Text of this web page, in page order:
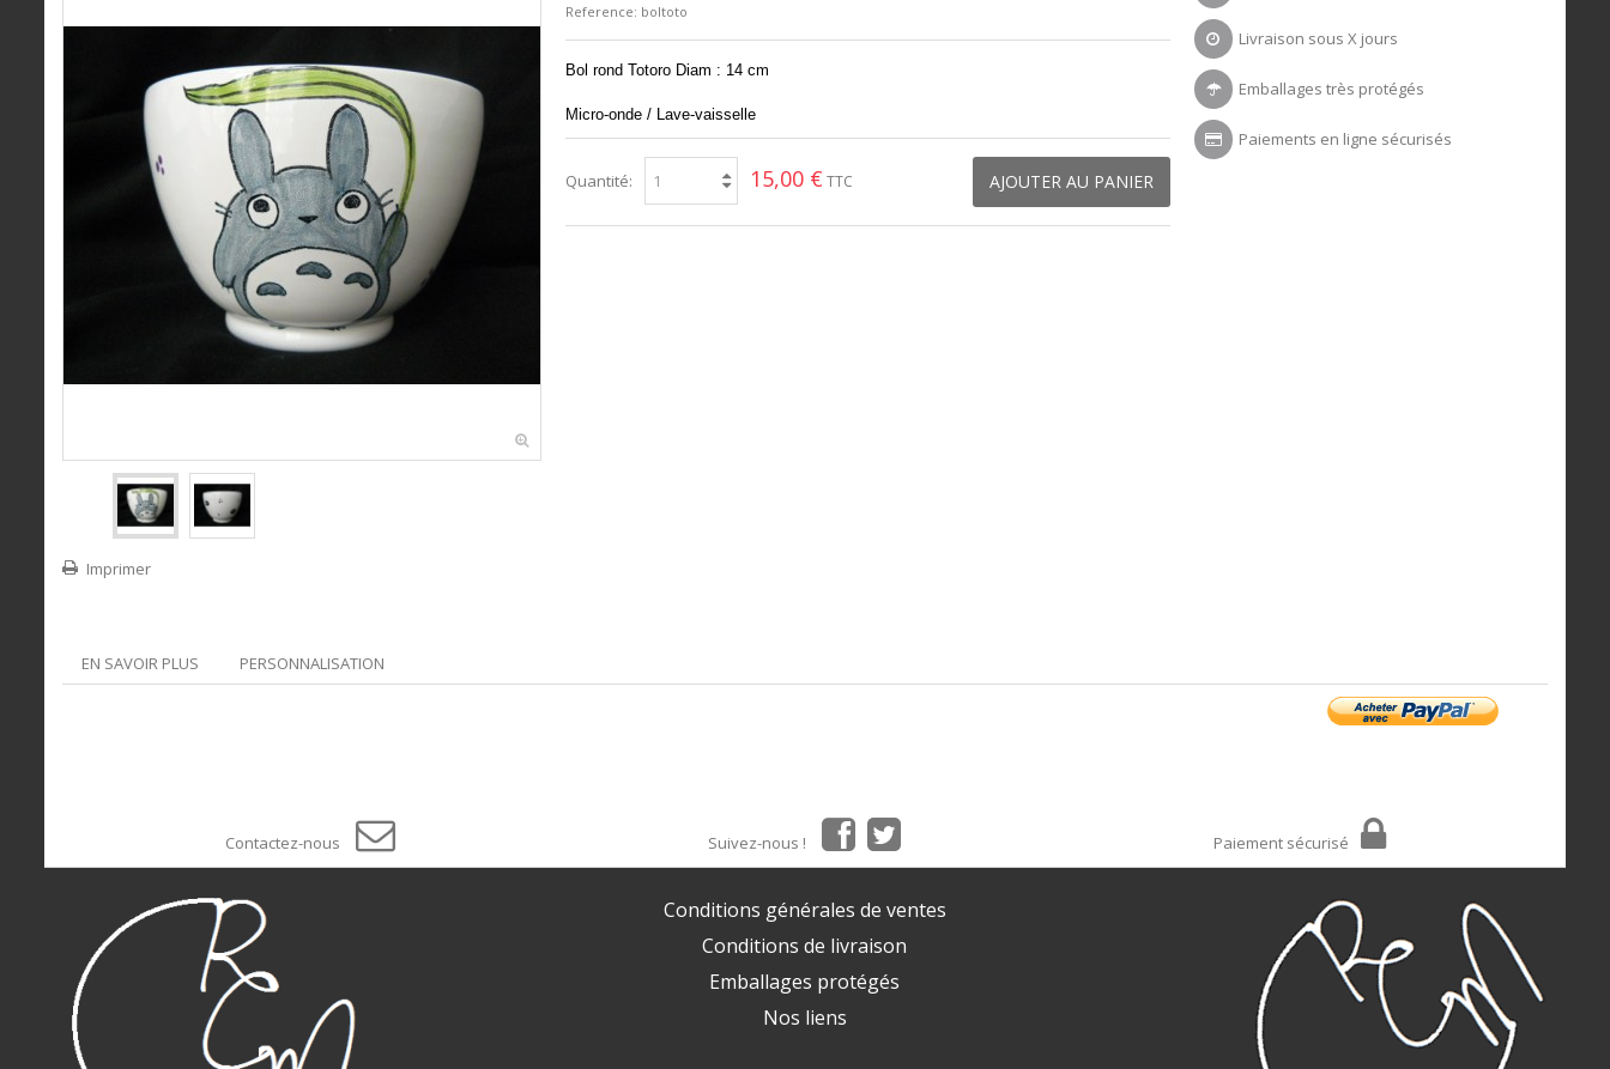
Imprimer
Reference: boltoto
Bol rond Totoro Diam : 14 cm
Micro-onde / Lave-vaisselle
AJOUTER AU PANIER
Quantité: 15,00 € TTC
Livraison sous X jours
Emballages très protégés
Paiements en ligne sécurisés
EN SAVOIR PLUS PERSONNALISATION
Contactez-nous Suivez-nous ! Paiement sécurisé
Conditions générales de ventes
Conditions de livraison
Emballages protégés
Nos liens